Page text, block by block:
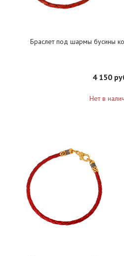
Браслет под шармы бусины
4 150
Нет в